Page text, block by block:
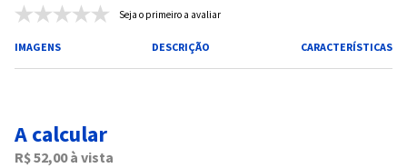
Seja o primeiro a avaliar
IMAGENS DESCRIÇÃO CARACTERÍSTICAS
A calcular
R$52,00à vista